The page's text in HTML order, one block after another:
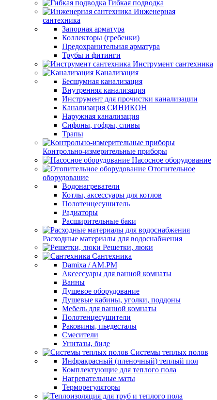
Гибкая подводка
Инженерная
сантехника
Запорная арматура
Коллекторы (гребенки)
Предохранительная арматура
Трубы и фитинги
Инструмент сантехника
Канализация
Бесшумная канализация
Внутренняя канализация
Инструмент для прочистки канализации
Канализация СИНИКОН
Наружная канализация
Сифоны, гофры, сливы
Трапы
Контрольно-измерительные приборы
Насосное оборудование
Отопительное
оборудование
Водонагреватели
Котлы, аксессуары для котлов
Полотенцесушитель
Радиаторы
Расширительные баки
Расходные материалы для водоснабжения
Решетки, люки
Сантехника
Damixa / AM.PM
Аксессуары для ванной комнаты
Ванны
Душевое оборудование
Душевые кабины, уголки, поддоны
Мебель для ванной комнаты
Полотенцесушители
Раковины, пьедесталы
Смесители
Унитазы, биде
Системы теплых полов
Инфракрасный (пленочный) теплый пол
Комплектующие для теплого пола
Нагревательные маты
Терморегуляторы